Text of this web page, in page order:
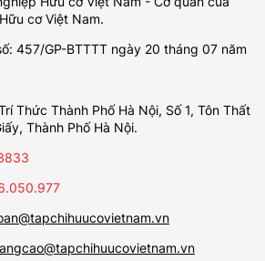
cơ Việt Nam.
457/GP-BTTTT ngày 20 tháng 07 năm
Thức Thành Phố Hà Nội, Số 1, Tôn Thất
Thành Phố Hà Nội.